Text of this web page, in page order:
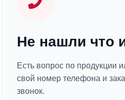
Не нашли что
Есть вопрос по продукции
свой номер телефона и
звонок.